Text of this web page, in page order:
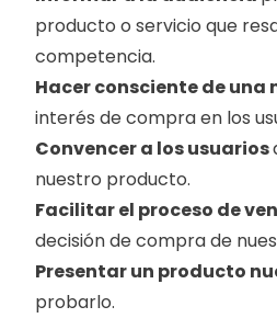
producto o servicio que
competencia.
Hacer consciente de una
interés de compra en los
Convencer a los usuarios
nuestro producto.
Facilitar el proceso de
decisión de compra de
Presentar un producto
probarlo.